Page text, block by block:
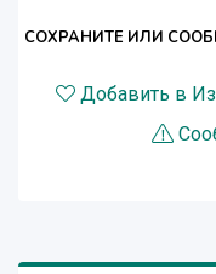
СОХРАНИТЕ ИЛИ
Добавить в